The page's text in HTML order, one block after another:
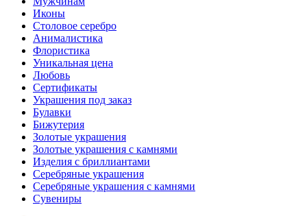
Иконы
Столовое серебро
Анималистика
Флористика
Уникальная цена
Любовь
Сертификаты
Украшения под заказ
Булавки
Бижутерия
Золотые украшения
Золотые украшения с камнями
Изделия с бриллиантами
Серебряные украшения
Серебряные украшения с камнями
Сувениры